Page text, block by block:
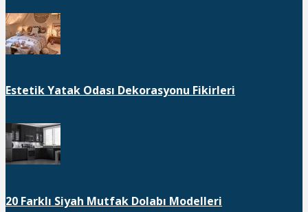
Estetik Yatak Odası Dekorasyonu Fikirleri
20 Farklı Siyah Mutfak Dolabı Modelleri